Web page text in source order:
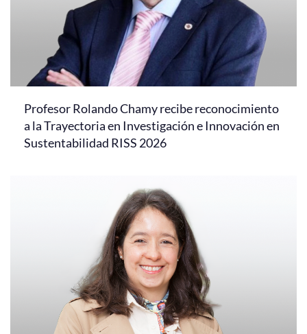
Profesor Rolando Chamy recibe reconocimiento
a la Trayectoria en Investigación e Innovación en
Sustentabilidad RISS 2026